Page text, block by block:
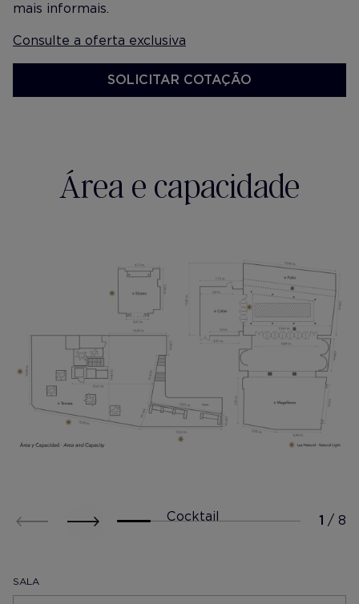
mais informais.
Consulte a oferta exclusiva
SOLICITAR COTAÇÃO
Área e capacidade
Cocktail
SALA